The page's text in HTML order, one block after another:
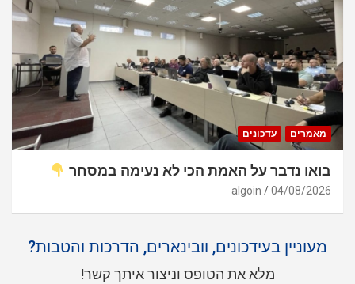
מאמרים עדכונים
בואו נדבר על האמת הכי לא נעימה במסחר
04/08/2026
algoin
מעוניין בעידכונים, וובינארים, הדרכות והטבות?
מלא את הטופס וניצור איתך קשר!